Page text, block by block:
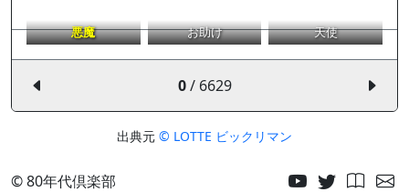
悪魔 お助け 天使
0/ 6629
出典元 © LOTTE ビックリマン
© 80年代倶楽部